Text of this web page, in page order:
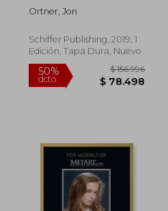
Up Queens of the
'40S, '50S, and '60S
Ortner, Jon
Schiffer Publishing, 2019, 1
Edición, Tapa Dura, Nuevo